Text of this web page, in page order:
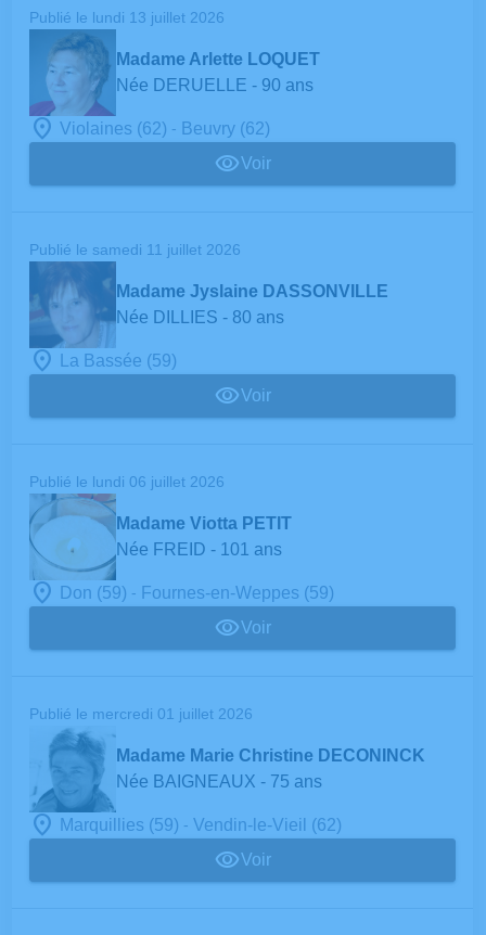
Publié le lundi 13 juillet 2026
Madame Arlette LOQUET
Née DERUELLE - 90 ans
Violaines (62) - Beuvry (62)
Voir
Publié le samedi 11 juillet 2026
Madame Jyslaine DASSONVILLE
Née DILLIES - 80 ans
La Bassée (59)
Voir
Publié le lundi 06 juillet 2026
Madame Viotta PETIT
Née FREID - 101 ans
Don (59) - Fournes-en-Weppes (59)
Voir
Publié le mercredi 01 juillet 2026
Madame Marie Christine DECONINCK
Née BAIGNEAUX - 75 ans
Marquillies (59) -Vendin-le-Vieil (62)
Voir